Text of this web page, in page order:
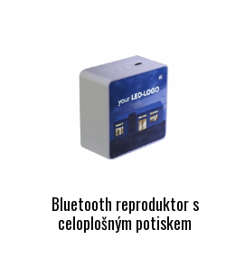
Bluetooth reproduktor s
celoplošným potiskem